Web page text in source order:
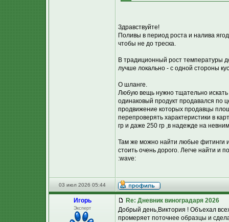
Здравствуйте!
Поливы в период роста и налива
чтобы не до треска.
В традиционный рост температуры
лучше локально - с одной стороны
О шланге.
Любую вещь нужно тщательно
одинаковый продукт продавался по
продвижение которых продавцы
перепроверять характеристики в
гр и даже 250 гр ,в надежде на
Там же можно найти любые фитинги
стоить очень дорого. Легче найти и
:wave:
03 июл 2026 05:44
Игорь
Эксперт
Re: Дневник виноградаря 2026
Добрый день,Виктория ! Объехал
промеряет поточнее образцы и